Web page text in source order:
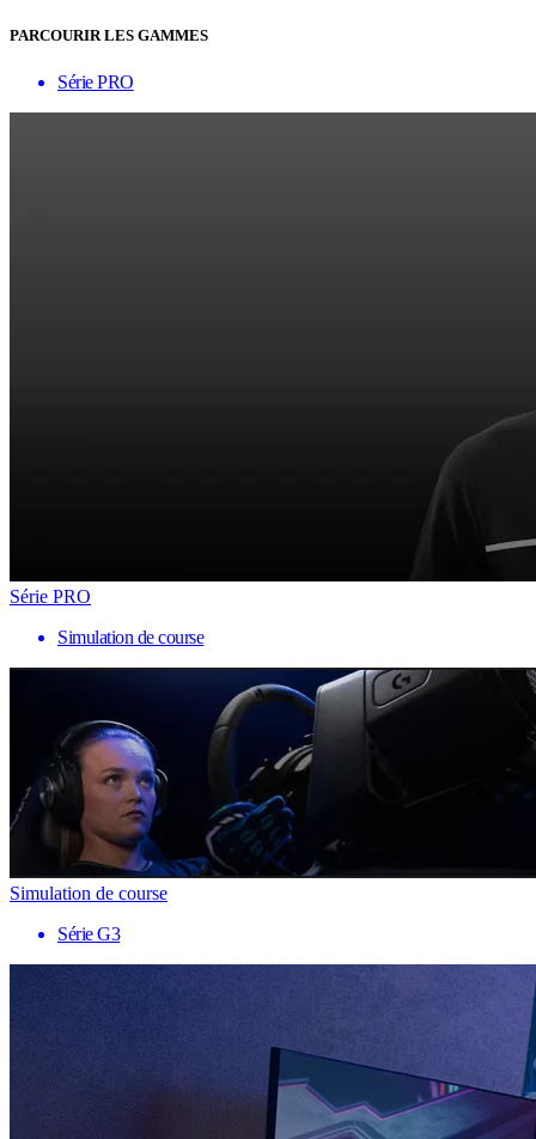
PARCOURIR LES GAMMES
Série PRO
Série PRO
Simulation de course
Simulation de course
Série G3